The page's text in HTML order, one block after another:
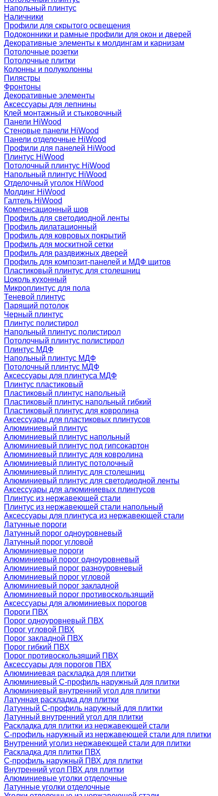
Напольный плинтус
Наличники
Профили для скрытого освещения
Подоконники и рамные профили для окон и дверей
Декоративные элементы к молдингам и карнизам
Потолочные розетки
Потолочные плитки
Колонны и полуколонны
Пилястры
Фронтоны
Декоративные элементы
Аксессуары для лепнины
Клей монтажный и стыковочный
Панели HiWood
Стеновые панели HiWood
Панели отделочные HiWood
Профили для панелей HiWood
Плинтус HiWood
Потолочный плинтус HiWood
Напольный плинтус HiWood
Отделочный уголок HiWood
Молдинг HiWood
Галтель HiWood
Компенсационный шов
Профиль для светодиодной ленты
Профиль дилатационный
Профиль для ковровых покрытий
Профиль для москитной сетки
Профиль для раздвижных дверей
Профиль для композит-панелей и МДФ щитов
Пластиковый плинтус для столешниц
Цоколь кухонный
Микроплинтус для пола
Теневой плинтус
Парящий потолок
Черный плинтус
Плинтус полистирол
Напольный плинтус полистирол
Потолочный плинтус полистирол
Плинтус МДФ
Напольный плинтус МДФ
Потолочный плинтус МДФ
Аксессуары для плинтуса МДФ
Плинтус пластиковый
Пластиковый плинтус напольный
Пластиковый плинтус напольный гибкий
Пластиковый плинтус для ковролина
Аксессуары для пластиковых плинтусов
Алюминиевый плинтус
Алюминиевый плинтус напольный
Алюминиевый плинтус под гипсокартон
Алюминиевый плинтус для ковролина
Алюминиевый плинтус потолочный
Алюминиевый плинтус для столешниц
Алюминиевый плинтус для светодиодной ленты
Аксессуары для алюминиевых плинтусов
Плинтус из нержавеющей стали
Плинтус из нержавеющей стали напольный
Аксессуары для плинтуса из нержавеющей стали
Латунные пороги
Латунный порог одноуровневый
Латунный порог угловой
Алюминиевые пороги
Алюминиевый порог одноуровневый
Алюминиевый порог разноуровневый
Алюминиевый порог угловой
Алюминиевый порог закладной
Алюминиевый порог противоскользящий
Аксессуары для алюминиевых порогов
Пороги ПВХ
Порог одноуровневый ПВХ
Порог угловой ПВХ
Порог закладной ПВХ
Порог гибкий ПВХ
Порог противоскользящий ПВХ
Аксессуары для порогов ПВХ
Алюминиевая раскладка для плитки
Алюминиевый С-профиль наружный для плитки
Алюминиевый внутренний угол для плитки
Латунная раскладка для плитки
Латунный С-профиль наружный для плитки
Латунный внутренний угол для плитки
Раскладка для плитки из нержавеющей стали
С-профиль наружный из нержавеющей стали для плитки
Внутренний уголиз нержавеющей стали для плитки
Раскладка для плитки ПВХ
С-профиль наружный ПВХ для плитки
Внутренний угол ПВХ для плитки
Алюминиевые уголки отделочные
Латунные уголки отделочные